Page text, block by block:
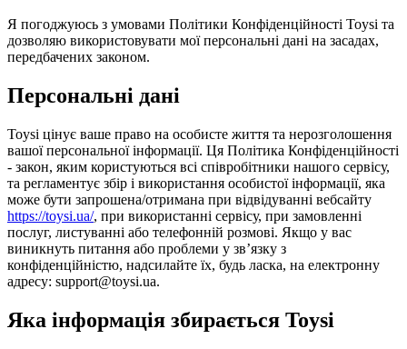
Я погоджуюсь з умовами Політики Конфіденційності Toysi та
дозволяю використовувати мої персональні дані на засадах,
передбачених законом.
Персональні дані
Toysi цінує ваше право на особисте життя та нерозголошення
вашої персональної інформації. Ця Політика Конфіденційності
- закон, яким користуються всі співробітники нашого сервісу,
та регламентує збір і використання особистої інформації, яка
може бути запрошена/отримана при відвідуванні вебсайту
https://toysi.ua/, при використанні сервісу, при замовленні
послуг, листуванні або телефонній розмові. Якщо у вас
виникнуть питання або проблеми у зв’язку з
конфіденційністю, надсилайте їх, будь ласка, на електронну
адресу: support@toysi.ua.
Яка інформація збирається Toysi